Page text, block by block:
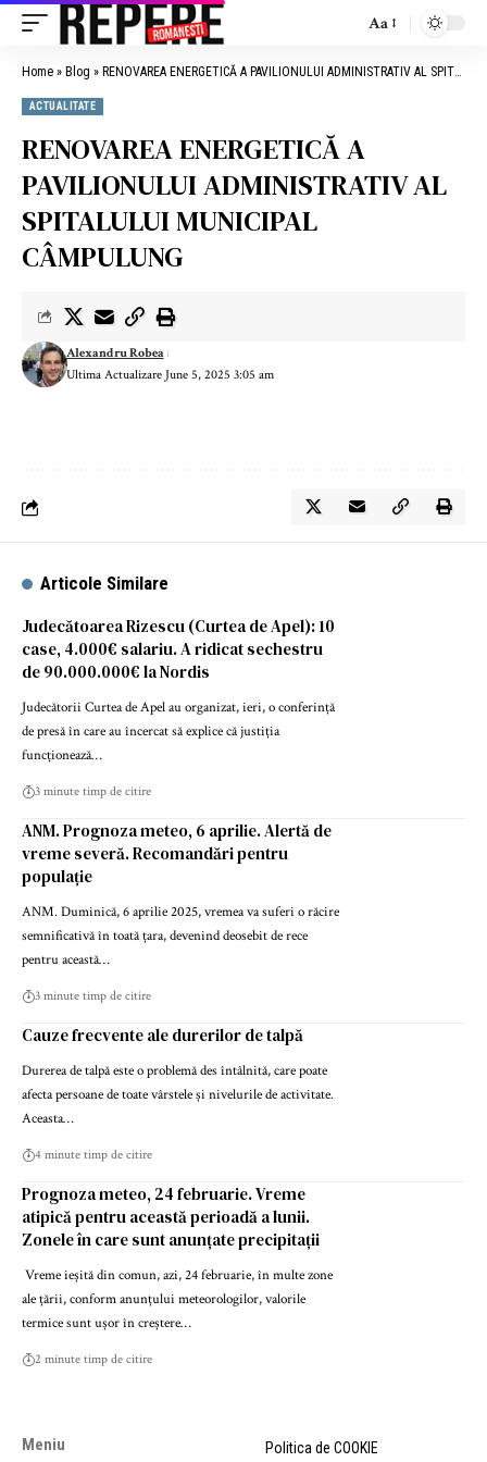
Aa
Home » Blog » RENOVAREA ENERGETICĂ A PAVILIONULUI ADMINISTRATIV AL SPITALULUI MUNICIPAL CÂMPULUNG
ACTUALITATE
RENOVAREA ENERGETICĂ A
PAVILIONULUI ADMINISTRATIV AL
SPITALULUI MUNICIPAL
CÂMPULUNG
Ultima Actualizare June 5, 2025 3:05 am
Alexandru Robea
Articole Similare
Judecătoarea Rizescu (Curtea de Apel): 10
case, 4.000€ salariu. A ridicat sechestru
de 90.000.000€ la Nordis
Judecătorii Curtea de Apel au organizat, ieri, o conferință
de presă în care au încercat să explice că justiția
funcționează…
3 minute timp de citire
ANM. Prognoza meteo, 6 aprilie. Alertă de
vreme severă. Recomandări pentru
populație
ANM. Duminică, 6 aprilie 2025, vremea va suferi o răcire
semnificativă în toată țara, devenind deosebit de rece
pentru această…
3 minute timp de citire
Cauze frecvente ale durerilor de talpă
Durerea de talpă este o problemă des întâlnită, care poate
afecta persoane de toate vârstele și nivelurile de activitate.
Aceasta…
4 minute timp de citire
Prognoza meteo, 24 februarie. Vreme
atipică pentru această perioadă a lunii.
Zonele în care sunt anunțate precipitații
Vreme ieșită din comun, azi, 24 februarie, în multe zone
ale țării, conform anunțului meteorologilor, valorile
termice sunt ușor în creștere…
2 minute timp de citire
Meniu Politica de COOKIE